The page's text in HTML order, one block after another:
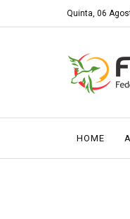
Quinta, 06
HOME